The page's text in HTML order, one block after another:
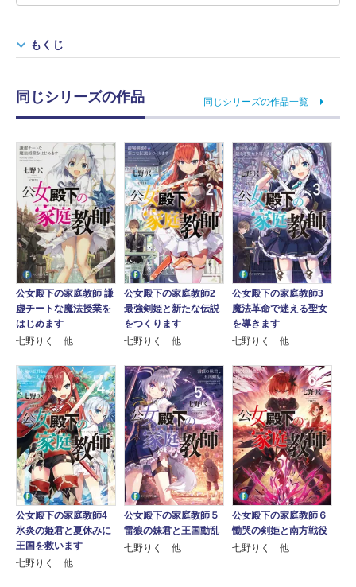
もくじ
同じシリーズの作品 同じシリーズの作品一覧
公女殿下の家庭教師 謙
虚チートな魔法授業を
はじめます
七野りく 他
公女殿下の家庭教師2
最強剣姫と新たな伝説
をつくります
七野りく 他
公女殿下の家庭教師3
魔法革命で迷える聖女
を導きます
七野りく 他
公女殿下の家庭教師4
氷炎の姫君と夏休みに
王国を救います
七野りく 他
公女殿下の家庭教師５
雷狼の妹君と王国動乱
七野りく 他
公女殿下の家庭教師６
慟哭の剣姫と南方戦役
七野りく 他